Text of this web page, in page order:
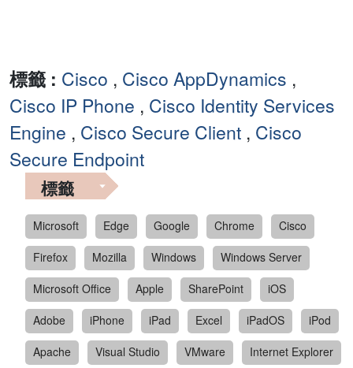
標籤 : Cisco , Cisco AppDynamics ,
Cisco IP Phone , Cisco Identity Services
Engine , Cisco Secure Client , Cisco
Secure Endpoint
標籤
Microsoft Edge Google Chrome
Cisco
Firefox
Mozilla Windows
Windows Server
Microsoft Office
Apple SharePoint
iOS
Adobe
iPhone iPad Excel iPadOS
iPod
Apache
Visual Studio VMware
Internet Explorer